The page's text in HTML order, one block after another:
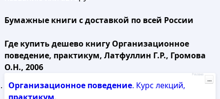
Бумажные книги с доставкой по всей России
Где купить дешево книгу Организационное
поведение, практикум, Латфуллин Г.Р., Громова
О.Н., 2006
Организационное поведение. Курс лекций,
Реклама
...